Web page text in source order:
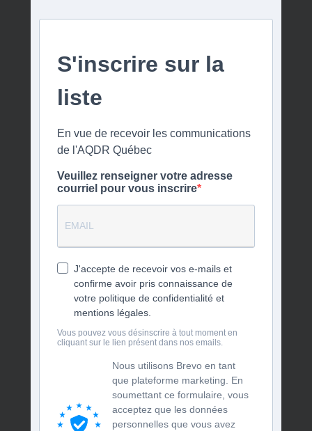
S'inscrire sur la
liste
En vue de recevoir les communications
de l'AQDR Québec
Veuillez renseigner votre adresse
courriel pour vous inscrire
J'accepte de recevoir vos e-mails et
confirme avoir pris connaissance de
votre politique de confidentialité et
mentions légales.
Vous pouvez vous désinscrire à tout moment en
cliquant sur le lien présent dans nos emails.
Nous utilisons Brevo en tant
que plateforme marketing. En
soumettant ce formulaire, vous
acceptez que les données
personnelles que vous avez